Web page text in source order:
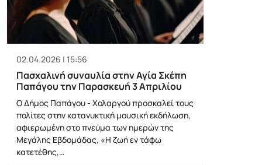
02.04.2026 | 15:56
Πασχαλινή συναυλία στην Αγία Σκέπη
Παπάγου την Παρασκευή 3 Απριλίου
Ο Δήμος Παπάγου - Χολαργού προσκαλεί τους
πολίτες στην κατανυκτική μουσική εκδήλωση,
αφιερωμένη στο πνεύμα των ημερών της
Μεγάλης Εβδομάδας, «Η ζωή εν τάφω
κατετέθης,…